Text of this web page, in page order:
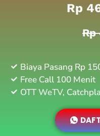
Rp
Rp
Biaya Pasang Rp
Free Call 100 Menit
OTT WeTV,